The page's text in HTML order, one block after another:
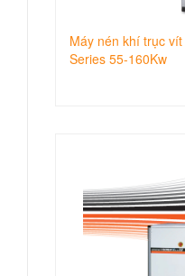
Máy nén khí trục
Series 55-160Kw